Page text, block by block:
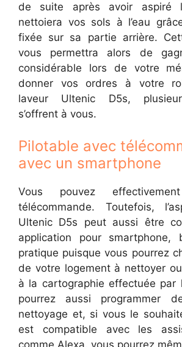
de suite après avoir aspiré
nettoiera vos sols à l’eau
fixée sur sa partie arrière.
vous permettra alors de
considérable lors de votre
donner vos ordres à votre
laveur Ultenic D5s,
s’offrent à vous.
Pilotable avec
avec un smartphone
Vous pouvez
télécommande. Toutefois,
Ultenic D5s peut aussi être
application pour smartphone,
pratique puisque vous pourrez
de votre logement à nettoyer
à la cartographie effectuée par
pourrez aussi programmer
nettoyage et, si vous le
est compatible avec les
comme Alexa, vous pourrez